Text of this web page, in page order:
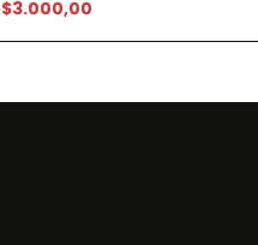
$3.000,00